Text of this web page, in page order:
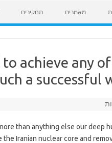
מאמרים תחקירים
achieve any
a successful
than anything else our deep
Iranian nuclear core and